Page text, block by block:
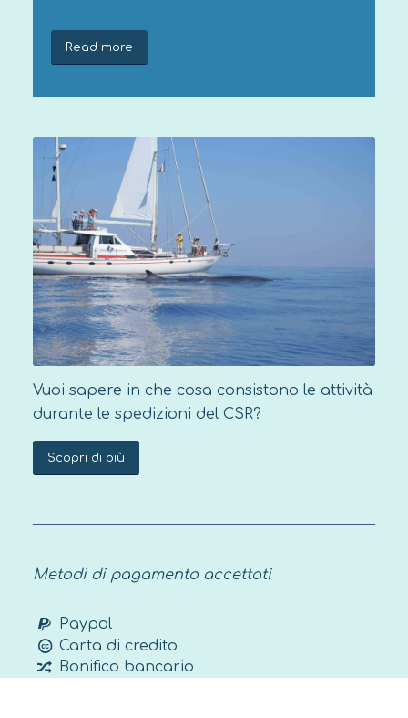
Vuoi sapere in che cosa consistono le attività
durante le spedizioni del CSR?
Scopri di più
Metodi di pagamento accettati
Paypal
Carta di credito
Bonifico bancario
Sei pienamente consapevole di tutte
le attività che svolgerai durante la
sulBriefing della spedizione.
Le spedizioni sono riservate a
partecipanti di età pari o superiore
ai 18 anni. I partecipanti di
compresa tra 13 e 15 anni
ammessi seaccompagnati da un
genitore. I giovani di età compresa
tra 16 e 17 annipossono partecipare
non accompagnati, ma è necessario
che i genitori firmino unpatto di
corresponsabilità . I bambini di età
inferiore a 13 anni verranno valutati
contattare il
condizione fisica che ti permetta di
(consulta le informazioni nel Briefing
della spedizione per maggiori
dettagli).
Read more